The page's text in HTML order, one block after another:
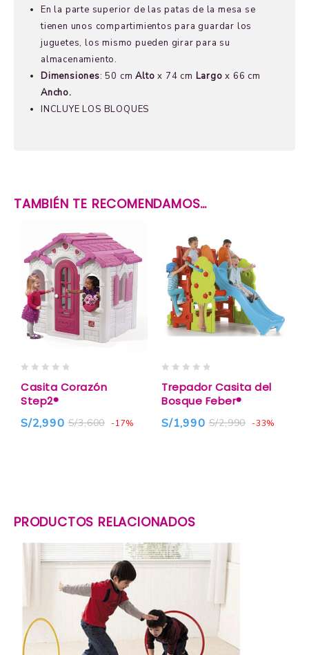
En la parte superior de las patas de la mesa se
tienen unos compartimientos para guardar los
juguetes, los mismo pueden girar para su
almacenamiento.
Dimensiones: 50 cmAlto x 74 cm Largo x 66 cm
Ancho.
INCLUYE LOS BLOQUES
TAMBIÉN TE RECOMENDAMOS…
out
of
Casita Corazón
Step2®
S/3,600
S/2,990 -17%
out
of
Trepador Casita del
Bosque Feber®
S/2,990
S/1,990 -33%
PRODUCTOS RELACIONADOS